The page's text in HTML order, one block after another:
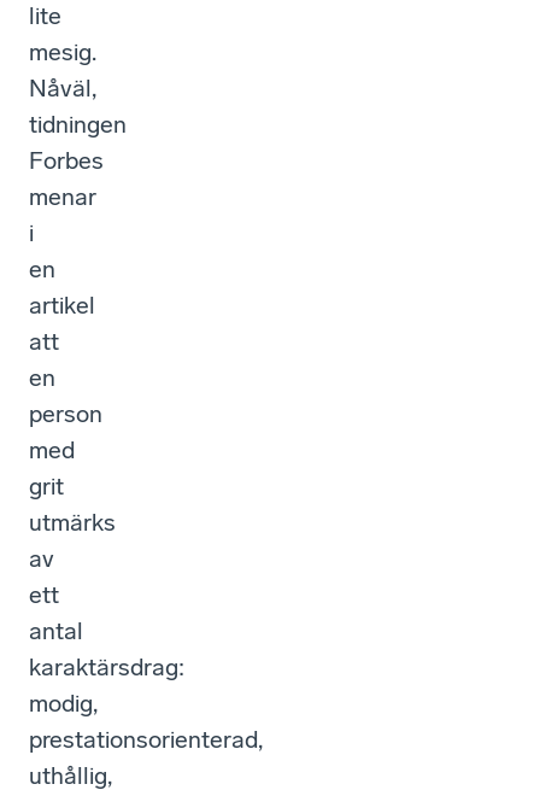
lite
mesig.
Nåväl,
tidningen
Forbes
menar
i
en
artikel
att
en
person
med
grit
utmärks
av
ett
antal
karaktärsdrag:
modig,
prestationsorienterad,
uthållig,